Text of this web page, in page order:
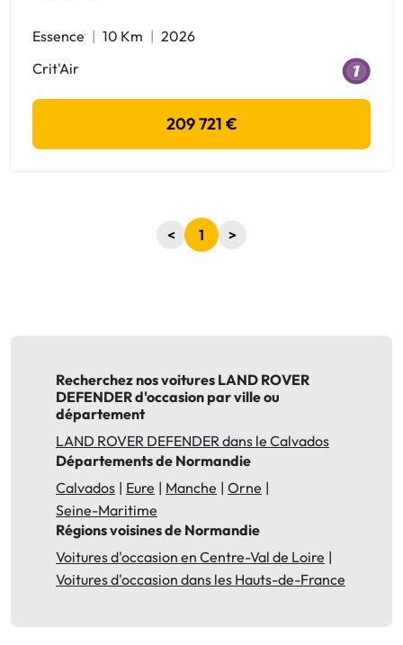
Essence 10 Km
2026
Crit'Air
209 721 €
< 1 >
Recherchez nos voitures LAND ROVER
DEFENDER d'occasion par ville ou
département
LAND ROVER DEFENDER dans le Calvados
Départements de Normandie
Calvados
Eure Manche
Orne
Seine-Maritime
Régions voisines de Normandie
Voitures d'occasion en Centre-Val de Loire
Voitures d'occasion dans les Hauts-de-France